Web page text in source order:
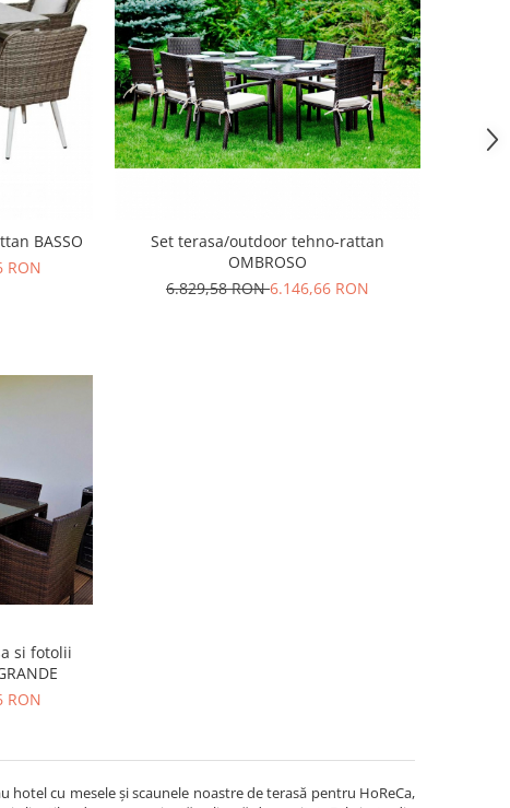
BASSO
RON
Set terasa/outdoor tehno-rattan
OMBROSO
6.829,58 RON6.146,66 RON
si fotolii
RON
cu mesele și scaunele noastre de terasă pentru HoReCa,